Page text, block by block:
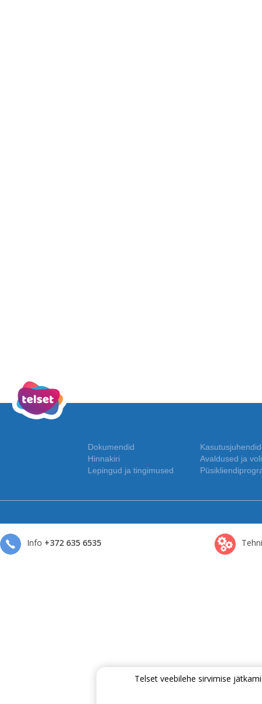
Telset veebilehe sirvimise
Dokumendid
Hinnakiri
Lepingud ja tingimused
Kasutusjuhendid
Avaldused ja
Info +372 635 6535